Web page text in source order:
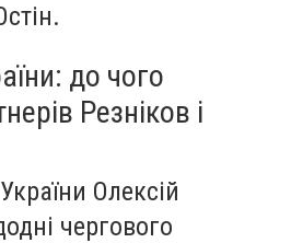
до чого
Резніков і
Олексій
чергового